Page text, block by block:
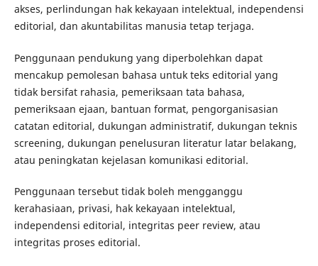
akses, perlindungan hak kekayaan intelektual, independensi
editorial, dan akuntabilitas manusia tetap terjaga.
Penggunaan pendukung yang diperbolehkan dapat
mencakup pemolesan bahasa untuk teks editorial yang
tidak bersifat rahasia, pemeriksaan tata bahasa,
pemeriksaan ejaan, bantuan format, pengorganisasian
catatan editorial, dukungan administratif, dukungan teknis
screening, dukungan penelusuran literatur latar belakang,
atau peningkatan kejelasan komunikasi editorial.
Penggunaan tersebut tidak boleh mengganggu
kerahasiaan, privasi, hak kekayaan intelektual,
independensi editorial, integritas peer review, atau
integritas proses editorial.